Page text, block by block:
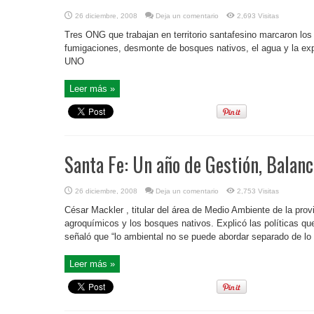
26 diciembre, 2008 Deja un comentario 2,693 Visitas
Tres ONG que trabajan en territorio santafesino marcaron
fumigaciones, desmonte de bosques nativos, el agua y la
UNO
Leer más »
Santa Fe: Un año de Gestión,
26 diciembre, 2008 Deja un comentario 2,753 Visitas
César Mackler , titular del área de Medio Ambiente de la
agroquímicos y los bosques nativos. Explicó las políticas
señaló que “lo ambiental no se puede abordar separado de
Leer más »